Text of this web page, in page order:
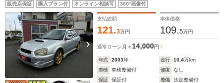
販売店保証 購入プラン付 オンライン相談可 360°画像付
支払総額
121.3万円
本体価格
109.5万円
通常ローン 月々 14,000円
年式 2003年 走行 10.4万km
車検
車検整備付 修復
なし
保証
保証付 整備
法定整備付